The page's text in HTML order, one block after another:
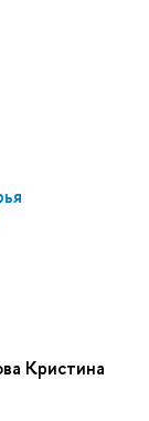
Кристина